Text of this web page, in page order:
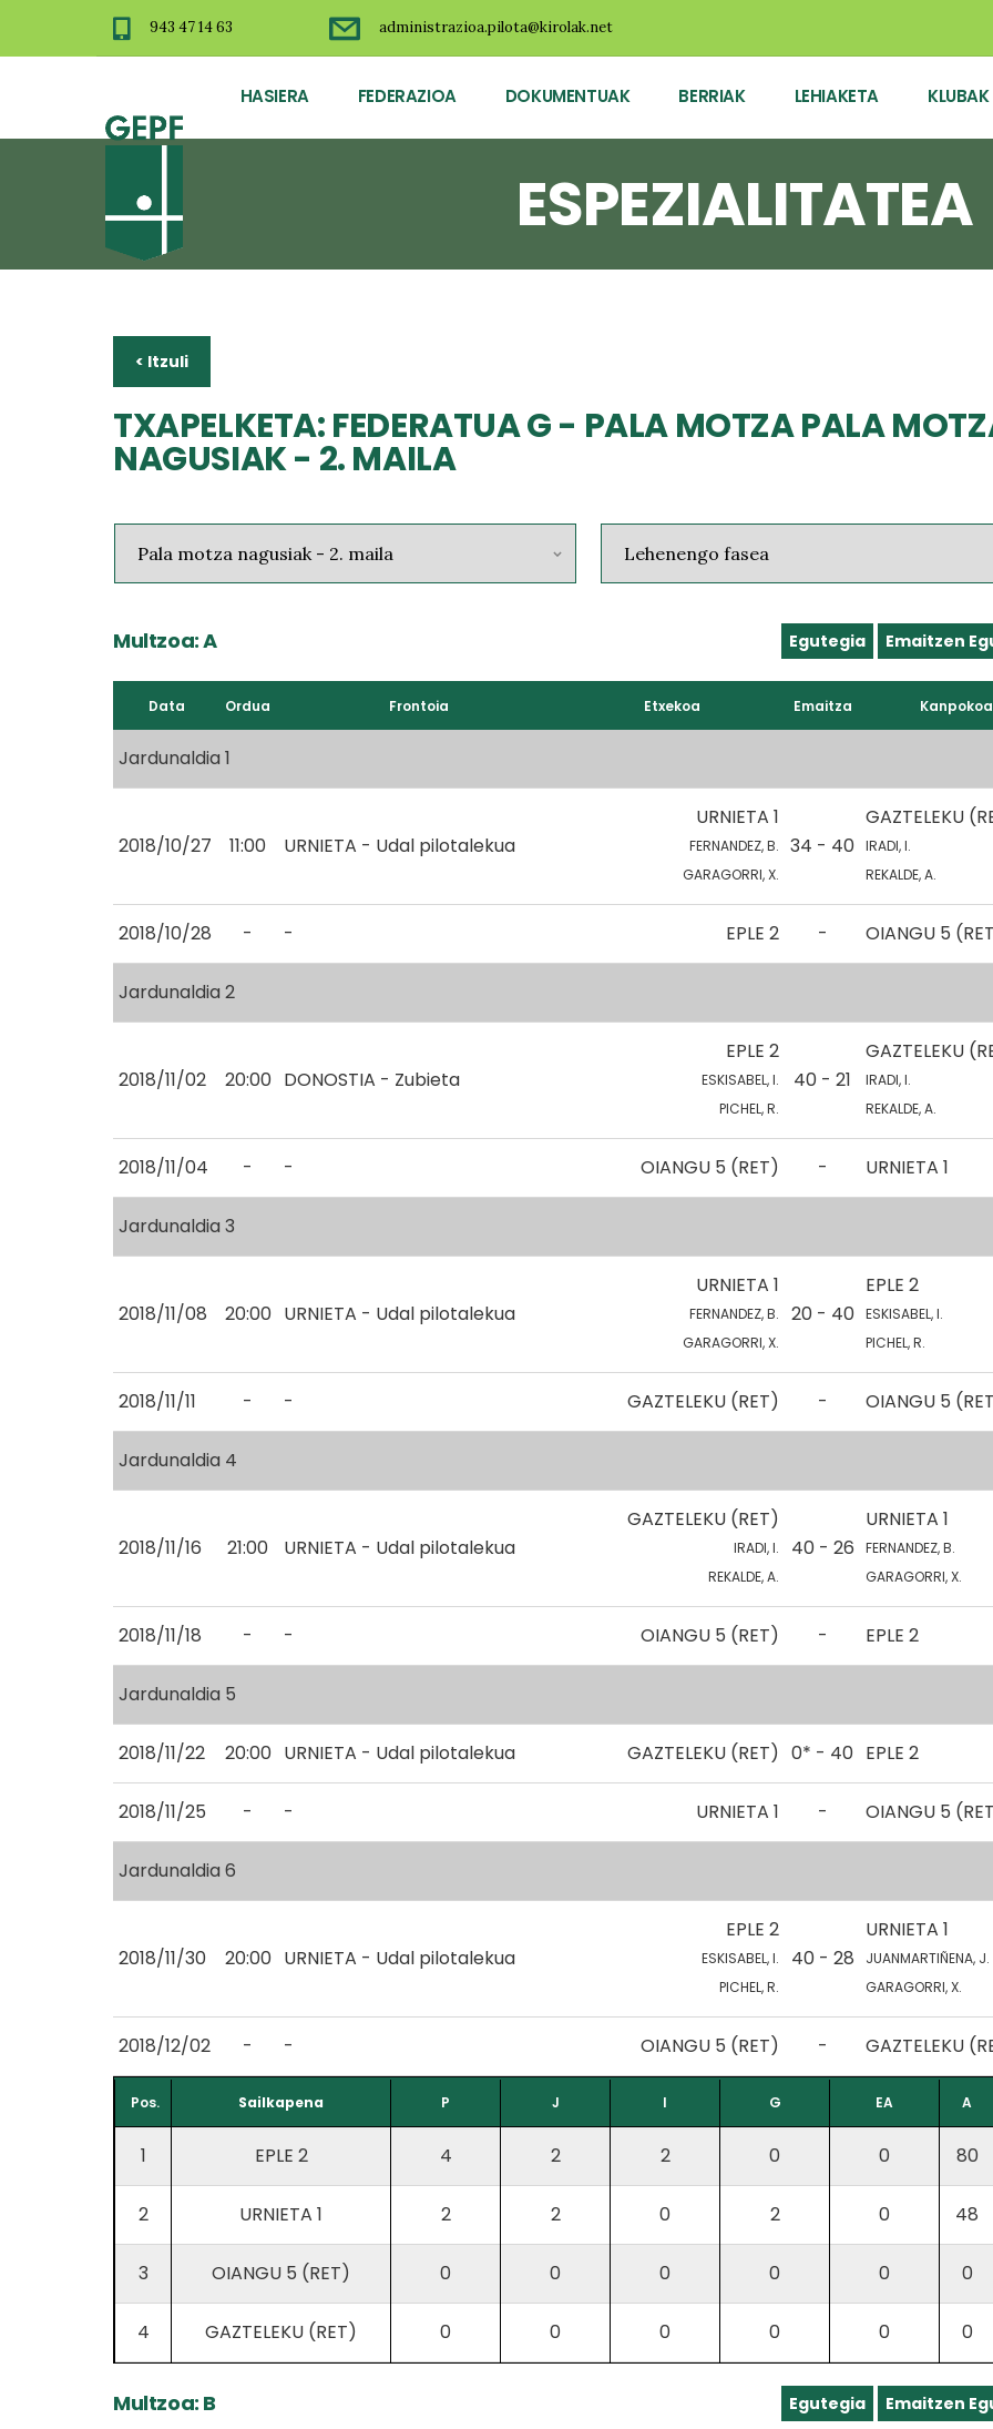
943 47 14 63 administrazioa.pilota@kirolak.net
HASIERA FEDERAZIOA DOKUMENTUAK BERRIAK LEHIAKETA KLUBAK
ESPEZIALITATEA
< Itzuli
TXAPELKETA: FEDERATUA G - PALA MOTZA PALA
NAGUSIAK - 2. MAILA
Multzoa: A Egutegia Emaitzen
Data Ordua Frontoia Etxekoa Emaitza Kanpokoa
Jardunaldia 1
2018/10/27 11:00 URNIETA - Udal pilotalekua
URNIETA 1
FERNANDEZ, B.
GARAGORRI, X.
34 - 40
GAZTELEKU
IRADI, I.
REKALDE, A.
2018/10/28 - - EPLE 2 - OIANGU 5
Jardunaldia 2
2018/11/02 20:00 DONOSTIA - Zubieta
EPLE 2
ESKISABEL, I.
PICHEL, R.
40 - 21
GAZTELEKU
IRADI, I.
REKALDE, A.
2018/11/04 - - OIANGU 5 (RET) - URNIETA 1
Jardunaldia 3
2018/11/08 20:00 URNIETA - Udal pilotalekua
URNIETA 1
FERNANDEZ, B.
GARAGORRI, X.
20 - 40
EPLE 2
ESKISABEL, I.
PICHEL, R.
2018/11/11 - - GAZTELEKU (RET) - OIANGU 5
Jardunaldia 4
2018/11/16 21:00 URNIETA - Udal pilotalekua
GAZTELEKU (RET)
IRADI, I.
REKALDE, A.
40 - 26
URNIETA 1
FERNANDEZ, B.
GARAGORRI, X.
2018/11/18 - - OIANGU 5 (RET) - EPLE 2
Jardunaldia 5
2018/11/22 20:00 URNIETA - Udal pilotalekua GAZTELEKU (RET) 0* - 40 EPLE 2
2018/11/25 - - URNIETA 1 - OIANGU 5
Jardunaldia 6
2018/11/30 20:00 URNIETA - Udal pilotalekua
EPLE 2
ESKISABEL, I.
PICHEL, R.
40 - 28
URNIETA 1
JUANMARTIÑENA, J.
GARAGORRI, X.
2018/12/02 - - OIANGU 5 (RET) - GAZTELEKU
Pos. Sailkapena P J I G EA A
1 EPLE 2 4 2 2 0 0 80
2 URNIETA 1 2 2 0 2 0 48
3 OIANGU 5 (RET) 0 0 0 0 0 0
4 GAZTELEKU (RET) 0 0 0 0 0 0
Multzoa: B Egutegia Emaitzen